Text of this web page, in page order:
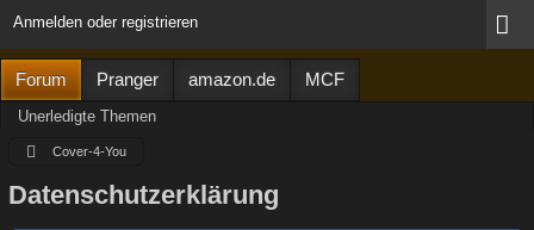
Anmelden oder registrieren
Forum Pranger amazon.de MCF
Unerledigte Themen
Cover-4-You
Datenschutzerklärung